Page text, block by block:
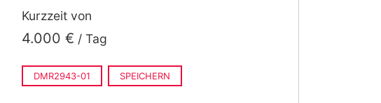
Kurzzeit von
4.000 € / Tag
DMR2943-01 SPEICHERN